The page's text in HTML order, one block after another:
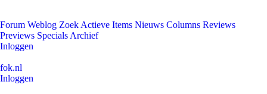
Forum Weblog Zoek Actieve Items Nieuws Columns Reviews
Previews Specials Archief
Inloggen
fok.nl
Inloggen